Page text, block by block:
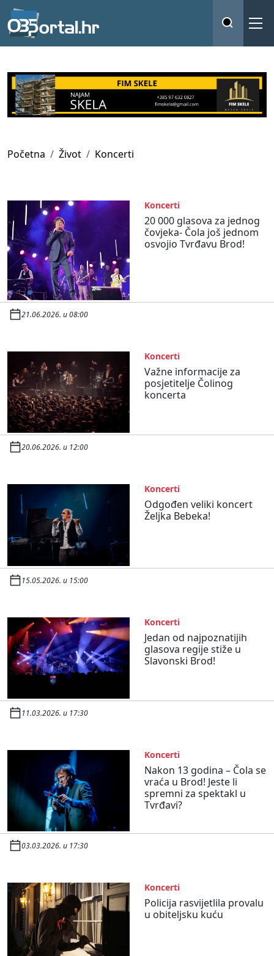
Početna Život Koncerti
Koncerti
20 000 glasova za jednog
čovjeka- Čola još jednom
osvojio Tvrđavu Brod!
21.06.2026. u 08:00
Koncerti
Važne informacije za
posjetitelje Čolinog
koncerta
20.06.2026. u 12:00
Koncerti
Odgođen veliki koncert
Željka Bebeka!
15.05.2026. u 15:00
Koncerti
Jedan od najpoznatijih
glasova regije stiže u
Slavonski Brod!
11.03.2026. u 17:30
Koncerti
Nakon 13 godina – Čola se
vraća u Brod! Jeste li
spremni za spektakl u
Tvrđavi?
03.03.2026. u 17:30
Koncerti
Policija rasvijetlila provalu
u obiteljsku kuću